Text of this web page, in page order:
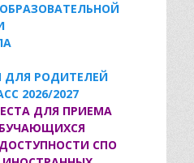
РОДИТЕЛЕЙ
2026/2027
ДЛЯ ПРИЕМА
СПО